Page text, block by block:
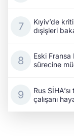
Kıyiv’de
dışişleri
Eski
sürecine
Rus
çalışanı